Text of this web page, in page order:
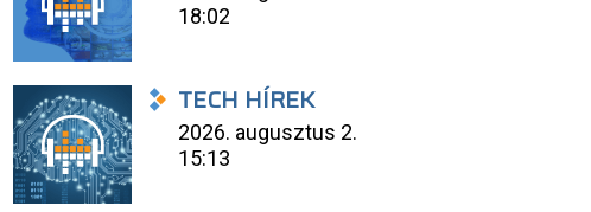
18:02
TECH HÍREK
2026. augusztus 2.
15:13